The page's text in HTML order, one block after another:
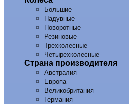
Большие
Надувные
Поворотные
Резиновые
Трехколесные
Четырехколесные
Страна производителя
Австралия
Европа
Великобритания
Германия